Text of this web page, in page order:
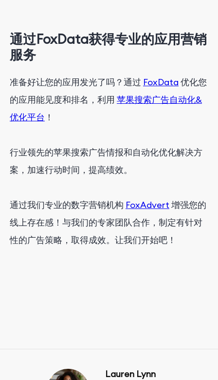
通过FoxData获得专业的应用营销
服务
准备好让您的应用发光了吗？通过 FoxData 优化您
的应用能见度和排名，利用 苹果搜索广告自动化&
优化平台 ！
行业领先的苹果搜索广告情报和自动化优化解决方
案，加速行动时间，提高绩效。
通过我们专业的数字营销机构 FoxAdvert 增强您的
线上存在感！与我们的专家团队合作，制定有针对
性的广告策略，取得成效。让我们开始吧！
Lauren Lynn